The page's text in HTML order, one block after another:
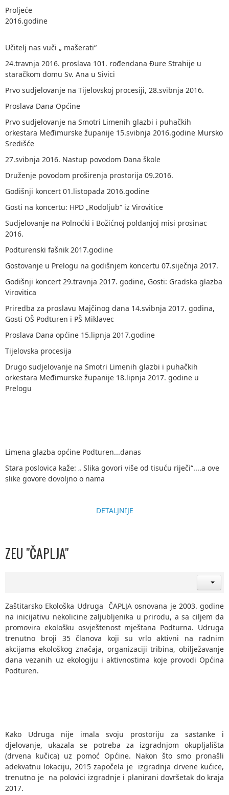
Proljeće
2016.godine
Učitelj nas vuči „ mašerati“
24.travnja 2016. proslava 101. rođendana Đure Strahije u
staračkom domu Sv. Ana u Sivici
Prvo sudjelovanje na Tijelovskoj procesiji, 28.svibnja 2016.
Proslava Dana Općine
Prvo sudjelovanje na Smotri Limenih glazbi i puhačkih
orkestara Međimurske županije 15.svibnja 2016.godine Mursko
Središće
27.svibnja 2016. Nastup povodom Dana škole
Druženje povodom proširenja prostorija 09.2016.
Godišnji koncert 01.listopada 2016.godine
Gosti na koncertu: HPD „Rodoljub“ iz Virovitice
Sudjelovanje na Polnoćki i Božićnoj poldanjoj misi prosinac
2016.
Podturenski fašnik 2017.godine
Gostovanje u Prelogu na godišnjem koncertu 07.siječnja 2017.
Godišnji koncert 29.travnja 2017. godine, Gosti: Gradska glazba
Virovitica
Priredba za proslavu Majčinog dana 14.svibnja 2017. godina,
Gosti OŠ Podturen i PŠ Miklavec
Proslava Dana općine 15.lipnja 2017.godine
Tijelovska procesija
Drugo sudjelovanje na Smotri Limenih glazbi i puhačkih
orkestara Međimurske županije 18.lipnja 2017. godine u
Prelogu
Limena glazba općine Podturen...danas
Stara poslovica kaže: „ Slika govori više od tisuću riječi“....a ove
slike govore dovoljno o nama
DETALJNIJE
ZEU "ČAPLJA"
Zaštitarsko Ekološka Udruga ČAPLJA osnovana je 2003. godine
na inicijativu nekolicine zaljubljenika u prirodu, a sa ciljem da
promovira ekološku osvještenost mještana Podturna. Udruga
trenutno broji 35 članova koji su vrlo aktivni na radnim
akcijama ekološkog značaja, organizaciji tribina, obilježavanje
dana vezanih uz ekologiju i aktivnostima koje provodi Općina
Podturen.
Kako Udruga nije imala svoju prostoriju za sastanke i
djelovanje, ukazala se potreba za izgradnjom okupljališta
(drvena kučica) uz pomoć Općine. Nakon što smo pronašli
adekvatnu lokaciju, 2015 započela je izgradnja drvene kućice,
trenutno je na polovici izgradnje i planirani dovršetak do kraja
2017.